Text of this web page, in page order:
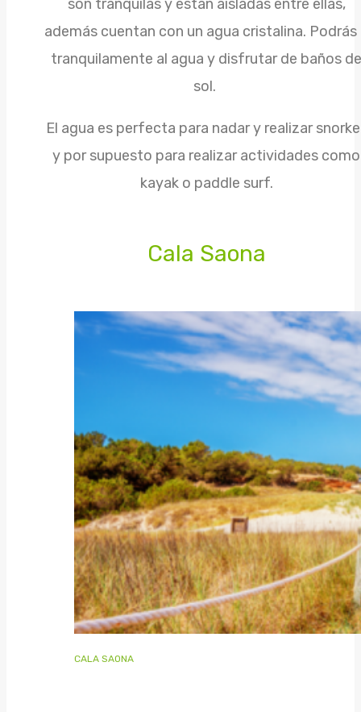
son tranquilas y están aisladas entre ellas,
además cuentan con un agua cristalina. Podrás
tranquilamente al agua y disfrutar de baños de
sol.
El agua es perfecta para nadar y realizar
y por supuesto para realizar actividades como
kayak o paddle surf.
Cala Saona
CALA SAONA